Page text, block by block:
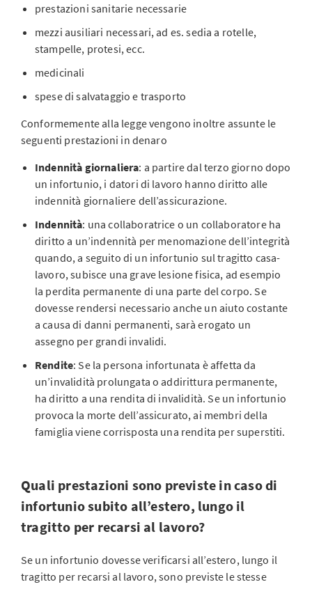
prestazioni sanitarie necessarie
mezzi ausiliari necessari, ad es. sedia a rotelle,
stampelle, protesi, ecc.
medicinali
spese di salvataggio e trasporto
Conformemente alla legge vengono inoltre assunte le
seguenti prestazioni in denaro
Indennità giornaliera: a partire dal terzo giorno dopo
un infortunio, i datori di lavoro hanno diritto alle
indennità giornaliere dell’assicurazione.
Indennità: una collaboratrice o un collaboratore ha
diritto a un’indennità per menomazione dell’integrità
quando, a seguito di un infortunio sul tragitto casa-
lavoro, subisce una grave lesione fisica, ad esempio
la perdita permanente di una parte del corpo. Se
dovesse rendersi necessario anche un aiuto costante
a causa di danni permanenti, sarà erogato un
assegno per grandi invalidi.
Rendite: Se la persona infortunata è affetta da
un’invalidità prolungata o addirittura permanente,
ha diritto a una rendita di invalidità. Se un infortunio
provoca la morte dell’assicurato, ai membri della
famiglia viene corrisposta una rendita per superstiti.
Quali prestazioni sono previste in caso di
infortunio subito all’estero, lungo il
tragitto per recarsi al lavoro?
Se un infortunio dovesse verificarsi all’estero, lungo il
tragitto per recarsi al lavoro, sono previste le stesse